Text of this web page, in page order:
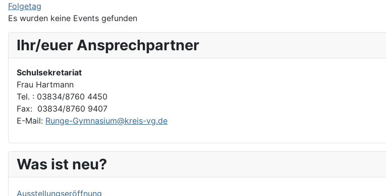
Folgetag
Es wurden keine Events gefunden
Ihr/euer Ansprechpartner
Schulsekretariat
Frau Hartmann
Tel. : 03834/8760 4450
Fax: 03834/8760 9407
E-Mail: Runge-Gymnasium@kreis-vg.de
Was ist neu?
Ausstellungseröffnung